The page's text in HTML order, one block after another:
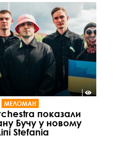
МЕЛОМАН
показали
Бучу у новому
Stefania